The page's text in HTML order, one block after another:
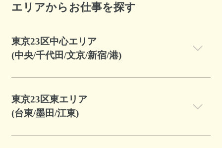
エリアからお仕事を探す
東京23区中心エリア
(中央/千代田/文京/新宿/港)
東京23区東エリア
(台東/墨田/江東)